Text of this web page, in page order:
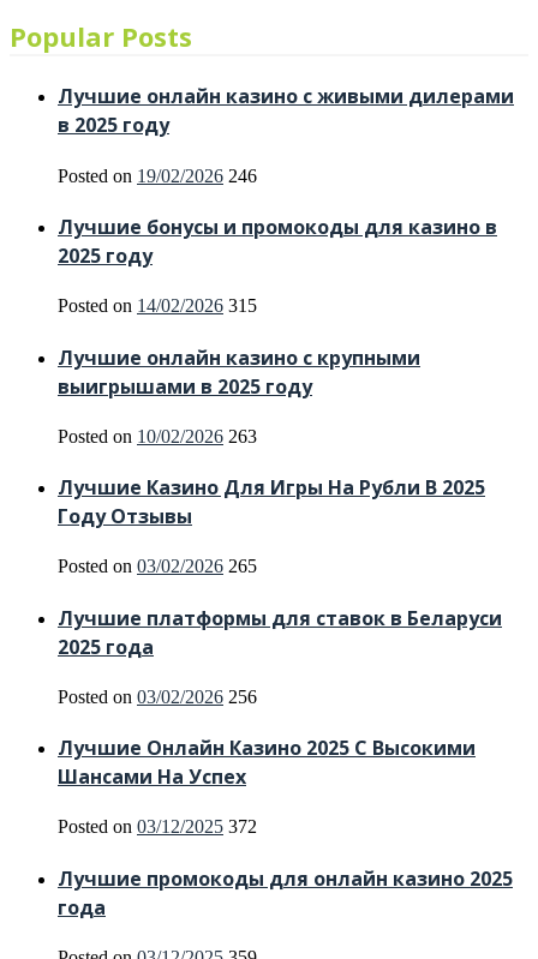
Popular Posts
Лучшие онлайн казино с живыми дилерами
в 2025 году
Posted on 19/02/2026 246
Лучшие бонусы и промокоды для казино в
2025 году
Posted on 14/02/2026 315
Лучшие онлайн казино с крупными
выигрышами в 2025 году
Posted on 10/02/2026 263
Лучшие Казино Для Игры На Рубли В 2025
Году Отзывы
Posted on 03/02/2026 265
Лучшие платформы для ставок в Беларуси
2025 года
Posted on 03/02/2026 256
Лучшие Онлайн Казино 2025 С Высокими
Шансами На Успех
Posted on 03/12/2025 372
Лучшие промокоды для онлайн казино 2025
года